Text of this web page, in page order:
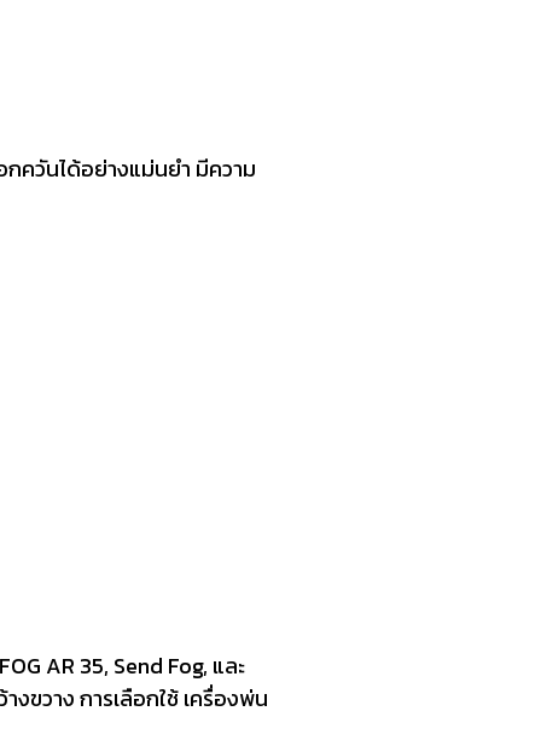
กควันได้อย่างแม่นยำ มีความ
AR 35, Send Fog, และ
ขวาง การเลือกใช้ เครื่องพ่น